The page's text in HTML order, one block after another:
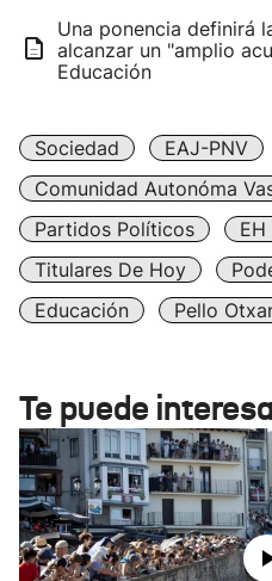
Una ponencia definirá
alcanzar un "amplio
Educación
Sociedad EAJ-PNV
Comunidad Autonóma
Partidos Políticos
EH
Titulares De Hoy
Educación
Pello
Te puede